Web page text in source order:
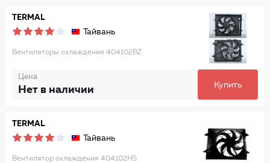
TERMAL
Тайвань
Вентиляторы охлаждения 404102BZ
Цена
Нет в наличии Купить
TERMAL
Тайвань
Вентилятор охлаждения 404102HS